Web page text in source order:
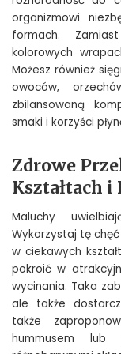
organizmowi
formach.
kolorowych
Możesz również
owoców,
zbilansowaną
smaki i korzyści
Zdrowe
Kształtach i
Maluchy
Wykorzystaj tę
w ciekawych
pokroić w
wycinania. Taka
ale także
także
hummusem lub